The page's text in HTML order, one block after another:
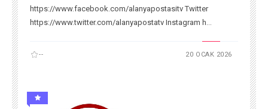
https://www.facebook.com/alanyapostasitv Twitter
https://www.twitter.com/alanyapostatv Instagram h...
-- 20 OCAK 2026